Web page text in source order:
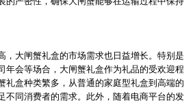
，大闸蟹礼盒的市场需求也日益增长。特别是
年会等场合，大闸蟹礼盒作为礼品的受欢迎程
礼盒种类繁多，从普通的家庭型礼盒到高端的
不同消费者的需求。此外，随着电商平台的发